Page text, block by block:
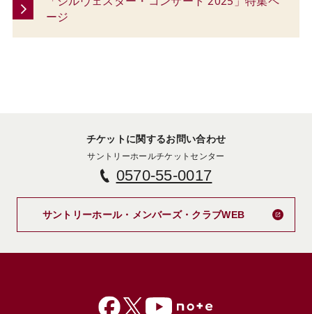
ージ
チケットに関するお問い合わせ
サントリーホールチケットセンター
0570-55-0017
サントリーホール・メンバーズ・クラブWEB